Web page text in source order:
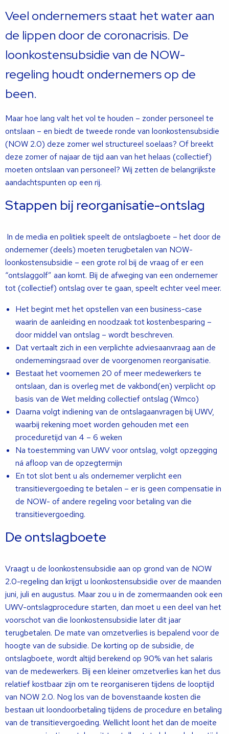
Veel ondernemers staat het water aan
de lippen door de coronacrisis. De
loonkostensubsidie van de NOW-
regeling houdt ondernemers op de
been.
Maar hoe lang valt het vol te houden – zonder personeel te
ontslaan – en biedt de tweede ronde van loonkostensubsidie
(NOW 2.0) deze zomer wel structureel soelaas? Of breekt
deze zomer of najaar de tijd aan van het helaas (collectief)
moeten ontslaan van personeel? Wij zetten de belangrijkste
aandachtspunten op een rij.
Stappen bij reorganisatie-ontslag
In de media en politiek speelt de ontslagboete – het door de
ondernemer (deels) moeten terugbetalen van NOW-
loonkostensubsidie – een grote rol bij de vraag of er een
“ontslaggolf” aan komt. Bij de afweging van een ondernemer
tot (collectief) ontslag over te gaan, speelt echter veel meer.
Het begint met het opstellen van een business-case
waarin de aanleiding en noodzaak tot kostenbesparing –
door middel van ontslag – wordt beschreven.
Dat vertaalt zich in een verplichte adviesaanvraag aan de
ondernemingsraad over de voorgenomen reorganisatie.
Bestaat het voornemen 20 of meer medewerkers te
ontslaan, dan is overleg met de vakbond(en) verplicht op
basis van de Wet melding collectief ontslag (Wmco)
Daarna volgt indiening van de ontslagaanvragen bij UWV,
waarbij rekening moet worden gehouden met een
proceduretijd van 4 – 6 weken
Na toestemming van UWV voor ontslag, volgt opzegging
ná afloop van de opzegtermijn
En tot slot bent u als ondernemer verplicht een
transitievergoeding te betalen – er is geen compensatie in
de NOW- of andere regeling voor betaling van die
transitievergoeding.
De ontslagboete
Vraagt u de loonkostensubsidie aan op grond van de NOW
2.0-regeling dan krijgt u loonkostensubsidie over de maanden
juni, juli en augustus. Maar zou u in de zomermaanden ook een
UWV-ontslagprocedure starten, dan moet u een deel van het
voorschot van die loonkostensubsidie later dit jaar
terugbetalen. De mate van omzetverlies is bepalend voor de
hoogte van de subsidie. De korting op de subsidie, de
ontslagboete, wordt altijd berekend op 90% van het salaris
van de medewerkers. Bij een kleiner omzetverlies kan het dus
relatief kostbaar zijn om te reorganiseren tijdens de looptijd
van NOW 2.0. Nog los van de bovenstaande kosten die
bestaan uit loondoorbetaling tijdens de procedure en betaling
van de transitievergoeding. Wellicht loont het dan de moeite